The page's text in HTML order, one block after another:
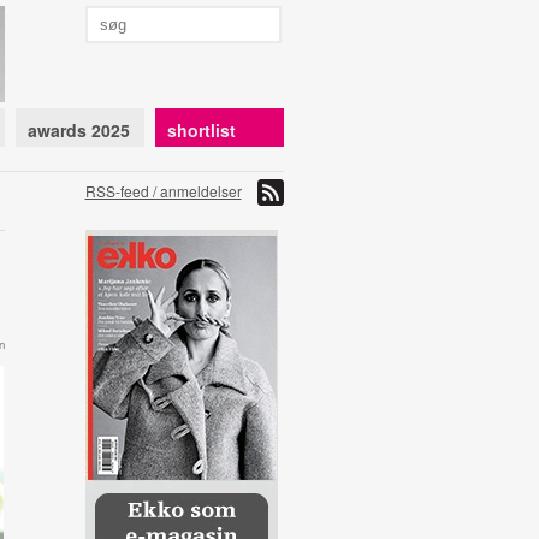
awards 2025 shortlist
RSS-feed / anmeldelser